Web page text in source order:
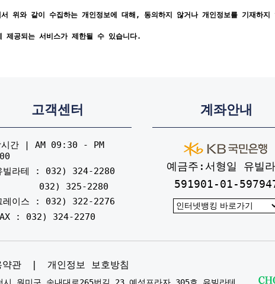
서 위와 같이 수집하는 개인정보에 대해, 동의하지 않거나 개인정보를 기재하지
제공되는 서비스가 제한될 수 있습니다.
고객센터
시간 | AM 09:30 - PM
빌라테 : 032) 324-2280
032) 325-2280
레이스 : 032) 322-2276
: 032) 324-2270
계좌안내
예금주:서형일 유빌
591901-01-
약관 개인정보 보호방침